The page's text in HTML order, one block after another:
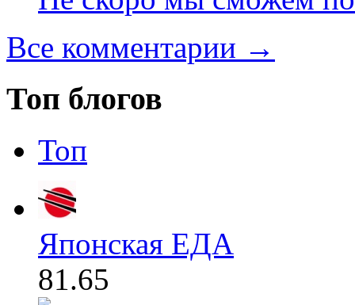
Все комментарии →
Топ блогов
Топ
Японская ЕДА
81.65